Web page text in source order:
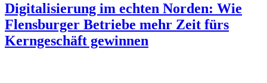
Digitalisierung im echten Norden: Wie
Flensburger Betriebe mehr Zeit fürs
Kerngeschäft gewinnen